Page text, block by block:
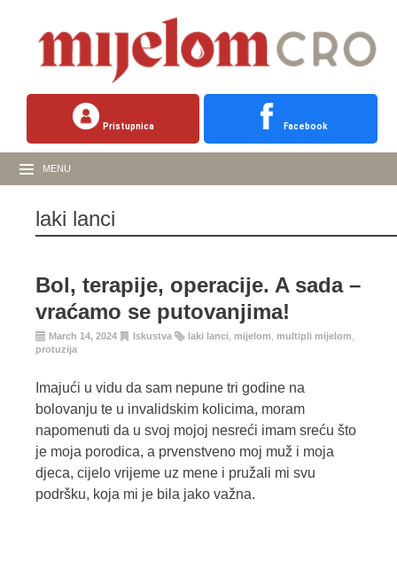
Pristupnica Facebook
MENU
laki lanci
Bol, terapije, operacije. A sada –
vraćamo se putovanjima!
March 14, 2024 Iskustva laki lanci mijelom multipli mijelom
protuzija
Imajući u vidu da sam nepune tri godine na
bolovanju te u invalidskim kolicima, moram
napomenuti da u svoj mojoj nesreći imam sreću što
je moja porodica, a prvenstveno moj muž i moja
djeca, cijelo vrijeme uz mene i pružali mi svu
podršku, koja mi je bila jako važna.